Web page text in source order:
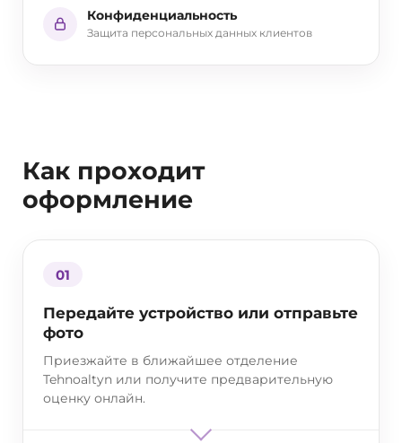
Конфиденциальность
Защита персональных данных клиентов
Как проходит
оформление
01
Передайте устройство или отправьте
фото
Приезжайте в ближайшее отделение
Tehnoaltyn или получите предварительную
оценку онлайн.